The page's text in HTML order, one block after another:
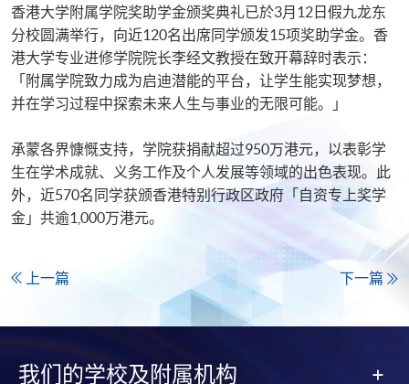
​​香港大学附属学院奖助学金颁奖典礼已於3月12日假九龙东
分校圆满举行，向近120名出席同学颁发15项奖助学金。​香
港大学专业进修学院院长李经文教授在致开幕辞时表示：
「附属学院致力成为启迪潜能的平台，让学生能实现梦想，​​
并在学习过程中探索未来人生与事业的无限可能。」​​
​​承蒙各界慷慨支持，学院获捐献超过950万港元，以表彰学
生在学术成就、义务工作及个人发展等领域的出色表现。此
外，近570名同学获颁香港特别行政区政府「自资专上奖学
金」共逾1,000万港元。​
上一篇 下一篇
我们的学校及附属机构